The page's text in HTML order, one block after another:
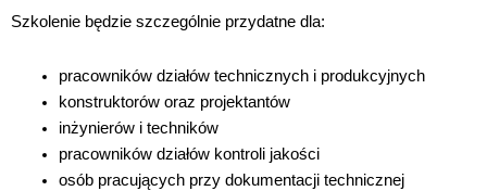
Szkolenie będzie szczególnie przydatne dla:
pracowników działów technicznych i produkcyjnych
konstruktorów oraz projektantów
inżynierów i techników
pracowników działów kontroli jakości
osób pracujących przy dokumentacji technicznej